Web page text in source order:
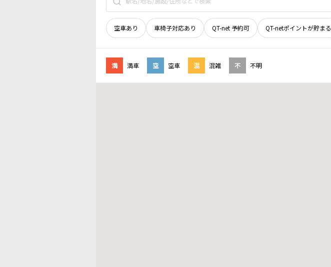
空車あり 車椅子対応あり QT-net 予約可 QT-netポイントが貯まる
満 満車 空 空車 混 混雑 不 不明